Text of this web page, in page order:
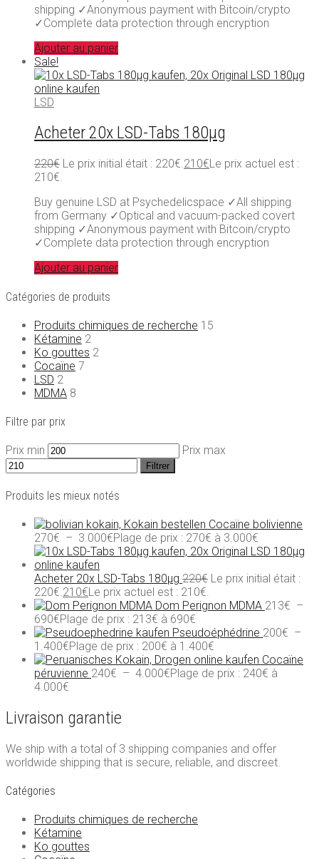
shipping ✓Anonymous payment with Bitcoin/crypto
✓Complete data protection through encryption
Ajouter au panier
Sale!
LSD
Acheter 20x LSD-Tabs 180µg
220€ Le prix initial était : 220€.210€Le prix actuel est :
210€.
Buy genuine LSD at Psychedelicspace ✓All shipping
from Germany ✓Optical and vacuum-packed covert
shipping ✓Anonymous payment with Bitcoin/crypto
✓Complete data protection through encryption
Ajouter au panier
Catégories de produits
Produits chimiques de recherche 15
Kétamine 2
Ko gouttes 2
Cocaïne 7
LSD 2
MDMA 8
Filtre par prix
Prix min Prix max
Filtrer
Produits les mieux notés
Cocaïne bolivienne
270€ – 3.000€Plage de prix : 270€ à 3.000€
Acheter 20x LSD-Tabs 180µg 220€ Le prix initial était :
220€.210€Le prix actuel est : 210€.
Dom Perignon MDMA 213€ –
690€Plage de prix : 213€ à 690€
Pseudoéphédrine 200€ –
1.400€Plage de prix : 200€ à 1.400€
Cocaïne
péruvienne 240€ – 4.000€Plage de prix : 240€ à
4.000€
Livraison garantie
We ship with a total of 3 shipping companies and offer
worldwide shipping that is secure, reliable, and discreet.
Catégories
Produits chimiques de recherche
Kétamine
Ko gouttes